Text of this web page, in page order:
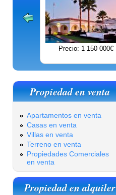
Precio: 1 150 000€
Propiedad en venta
Apartamentos en venta
Casas en venta
Villas en venta
Terreno en venta
Propiedades Comerciales
en venta
Propiedad en alquiler